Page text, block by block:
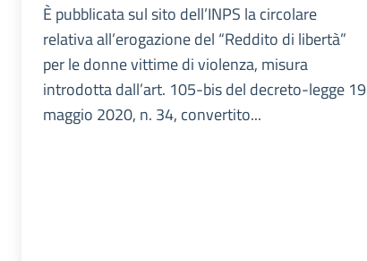
È pubblicata sul sito dell’INPS la circolare
relativa all’erogazione del “Reddito di libertà”
per le donne vittime di violenza, misura
introdotta dall’art. 105-bis del decreto-legge 19
maggio 2020, n. 34, convertito...